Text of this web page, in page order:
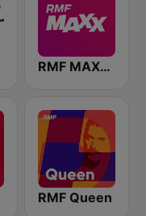
RMF MAXXX
RMF Queen